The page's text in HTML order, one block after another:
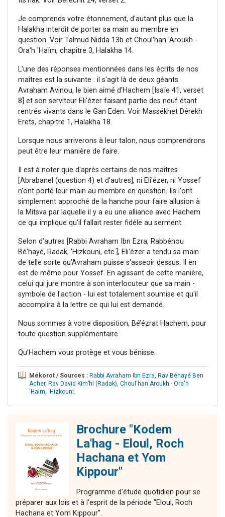
Je comprends votre étonnement, d'autant plus que la
Halakha interdit de porter sa main au membre en
question. Voir Talmud Nidda 13b et Choul'han 'Aroukh -
Ora'h 'Haïm, chapitre 3, Halakha 14.
L'une des réponses mentionnées dans les écrits de nos
maîtres est la suivante : il s'agit là de deux géants
Avraham Avinou, le bien aimé d'Hachem [Isaïe 41, verset
8] et son serviteur Eli'ézer faisant partie des neuf étant
rentrés vivants dans le Gan Eden. Voir Massékhet Dérekh
Erets, chapitre 1, Halakha 18.
Lorsque nous arriverons à leur talon, nous comprendrons
peut être leur manière de faire.
Il est à noter que d'après certains de nos maîtres
[Abrabanel (question 4) et d'autres], ni Eli'ézer, ni Yossef
n'ont porté leur main au membre en question. Ils l'ont
simplement approché de la hanche pour faire allusion à
la Mitsva par laquelle il y a eu une alliance avec Hachem
ce qui implique qu'il fallait rester fidèle au serment.
Selon d'autres [Rabbi Avraham Ibn Ezra, Rabbénou
Bé'hayé, Radak, 'Hizkouni, etc.], Eli'ézer a tendu sa main
de telle sorte qu'Avraham puisse s'asseoir dessus. Il en
est de même pour Yossef. En agissant de cette manière,
celui qui jure montre à son interlocuteur que sa main -
symbole de l'action - lui est totalement soumise et qu'il
accomplira à la lettre ce qui lui est demandé.
Nous sommes à votre disposition, Bé’ézrat Hachem, pour
toute question supplémentaire.
Qu’Hachem vous protège et vous bénisse.
Mékorot / Sources : Rabbi Avraham Ibn Ezra, Rav Béhayé Ben
Acher, Rav David Kim’hi (Radak), Choul'han Aroukh - Ora'h
'Haim, 'Hizkouni.
Brochure "Kodem
La'hag - Eloul, Roch
Hachana et Yom
Kippour"
Programme d'étude quotidien pour se
préparer aux lois et à l'esprit de la période "Eloul, Roch
Hachana et Yom Kippour".